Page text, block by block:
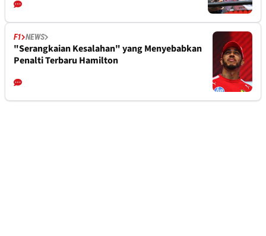
F1 NEWS
"Serangkaian Kesalahan" yang Menyebabkan
Penalti Terbaru Hamilton